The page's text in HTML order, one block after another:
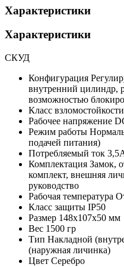
Характеристики
Характеристики
СКУД
Конфигурация
внутренний цилиндр,
возможностью
Класс взломостойкости
Рабочее напряжение
Режим работы
подачей питания)
Потребляемый ток
Комплектация Замок,
комплект, внешняя
руководство
Рабочая температура
Класс защиты IP50
Размер 148х107х50 мм
Вес 1500 гр
Тип Накладной
(наружная личинка)
Цвет Серебро